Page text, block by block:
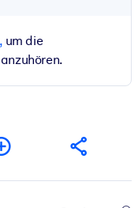
um die